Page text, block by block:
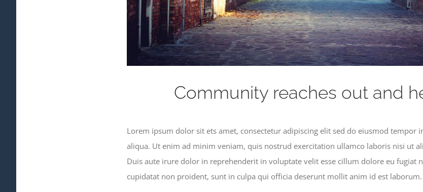
Community reaches out and
Lorem ipsum dolor sit ets amet, consectetur adipiscing elit sed do eiusmod tempor
aliqua. Ut enim ad minim veniam, quis nostrud exercitation ullamco laboris nisi ut
Duis aute irure dolor in reprehenderit in voluptate velit esse cillum dolore eu fugiat
cupidatat non proident, sunt in culpa qui officia deserunt mollit anim id est laborum.